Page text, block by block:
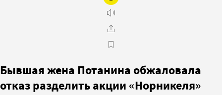
Бывшая жена Потанина обжаловала
отказ разделить акции «Норникеля»